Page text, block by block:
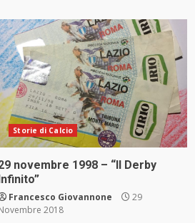
Storie di Calcio
novembre 1998 – “Il Derby
Francesco Giovannone
29
2018